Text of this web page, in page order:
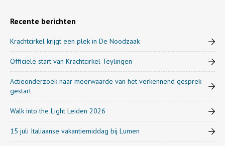
Recente berichten
Krachtcirkel krijgt een plek in De Noodzaak
Officiële start van Krachtcirkel Teylingen
Actieonderzoek naar meerwaarde van het verkennend gesprek
gestart
Walk into the Light Leiden 2026
15 juli Italiaanse vakantiemiddag bij Lumen